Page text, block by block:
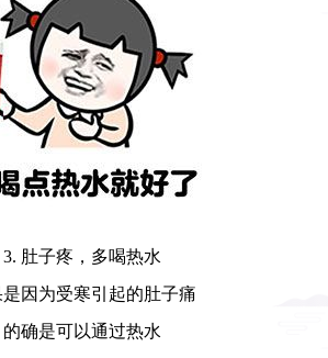
3. 肚子疼，多喝热水
因为受寒引起的肚子痛
的确是可以通过热水